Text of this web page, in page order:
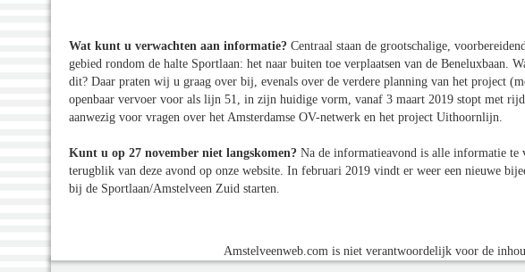
Wat kunt u verwachten aan informatie? Centraal staan de grootschalige,
gebied rondom de halte Sportlaan: het naar buiten toe verplaatsen van de Beneluxbaan.
dit? Daar praten wij u graag over bij, evenals over de verdere planning van het project
openbaar vervoer voor als lijn 51, in zijn huidige vorm, vanaf 3 maart 2019 stopt met
aanwezig voor vragen over het Amsterdamse OV-netwerk en het project Uithoornlijn.
Kunt u op 27 november niet langskomen? Na de informatieavond is alle informatie te
terugblik van deze avond op onze website. In februari 2019 vindt er weer een nieuwe
bij de Sportlaan/Amstelveen Zuid starten.
Amstelveenweb.com is niet verantwoordelijk voor de